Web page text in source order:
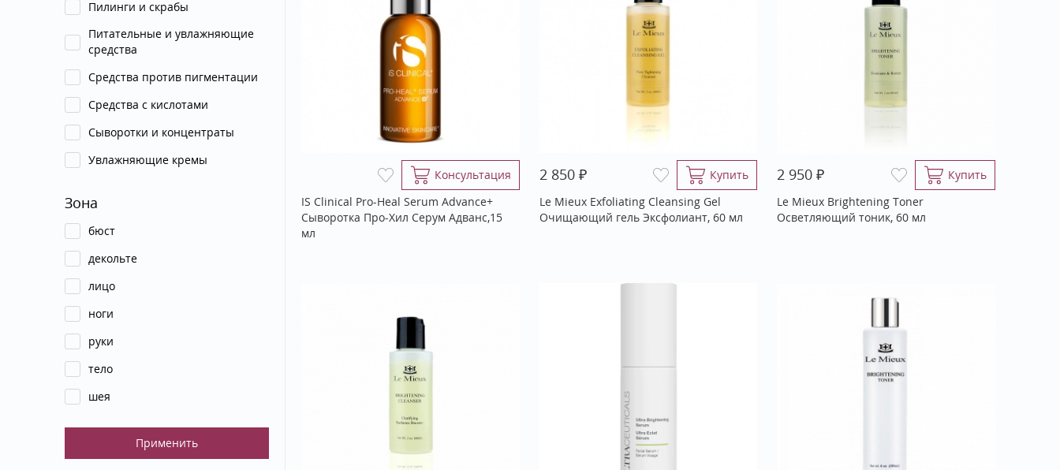
Пилинги и скрабы
Питательные и увлажняющие
средства
Средства против пигментации
Средства с кислотами
Сыворотки и концентраты
Увлажняющие кремы
Зона
бюст
декольте
лицо
ноги
руки
тело
шея
Консультация
IS Clinical Pro-Heal Serum Advance+
Сыворотка Про-Хил Серум Адванс,15
мл
2 850 ₽
Купить
Le Mieux Exfoliating Cleansing Gel
Очищающий гель Эксфолиант, 60 мл
2 950₽
Купить
Le Mieux Brightening Toner
Осветляющий тоник, 60 мл